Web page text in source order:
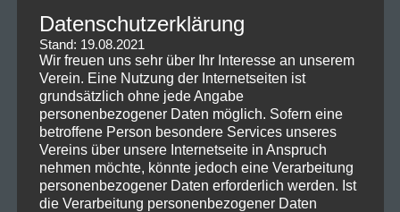
Neueste Kommentare
Datenschutzerklärung
Stand: 19.08.2021
Wir freuen uns sehr über Ihr Interesse an unserem
Verein. Eine Nutzung der Internetseiten ist
grundsätzlich ohne jede Angabe
personenbezogener Daten möglich. Sofern eine
betroffene Person besondere Services unseres
Vereins über unsere Internetseite in Anspruch
nehmen möchte, könnte jedoch eine Verarbeitung
personenbezogener Daten erforderlich werden. Ist
die Verarbeitung personenbezogener Daten